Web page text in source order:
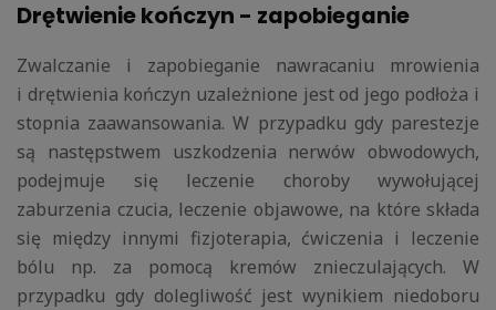
Drętwienie kończyn - zapobieganie
Zwalczanie i zapobieganie nawracaniu mrowienia
i drętwienia kończyn uzależnione jest od jego podłoża i
stopnia zaawansowania. W przypadku gdy parestezje
są następstwem uszkodzenia nerwów obwodowych,
podejmuje się leczenie choroby wywołującej
zaburzenia czucia, leczenie objawowe, na które składa
się między innymi fizjoterapia, ćwiczenia i leczenie
bólu np. za pomocą kremów znieczulających. W
przypadku gdy dolegliwość jest wynikiem niedoboru